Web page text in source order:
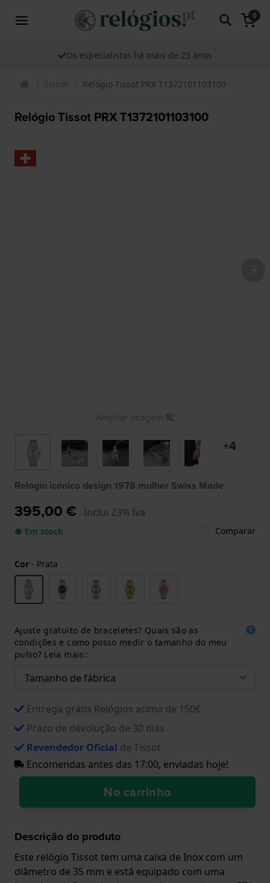
0
Os especialistas há mais de 25 anos
Tissot Relógio Tissot PRX T1372101103100
Relógio Tissot PRX T1372101103100
Ampliar imagem
+4
Relógio icónico design 1978 mulher Swiss Made
395,00 € Inclui 23% Iva
● Em stock Comparar
Cor - Prata
Ajuste gratuito de braceletes? Quais são as
condições e como posso medir o tamanho do meu
pulso? Leia mais::
Entrega grátis Relógios acima de 150€
Prazo de devolução de 30 dias
Revendedor Oficial de Tissot
Encomendas antes das 17:00, enviadas hoje!
No carrinho
Descrição do produto
Este relógio Tissot tem uma caixa de Inox com um
diâmetro de 35 mm e está equipado com uma